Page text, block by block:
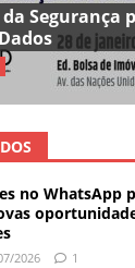
Segurança
no WhatsApp
2026 1